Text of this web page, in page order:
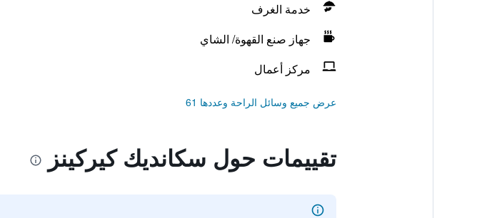
خدمة الغرف
جهاز صنع القهوة/ الشاي
مركز أعمال
عرض جميع وسائل الراحة وعددها 61
تقييمات حول سكانديك كيركينز